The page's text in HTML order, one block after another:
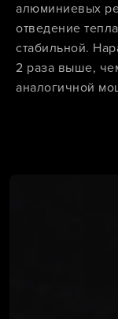
алюминиевых
отведение
стабильной.
2 раза выше,
аналогичной